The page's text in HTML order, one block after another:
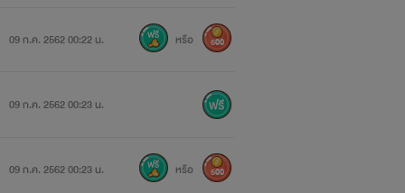
09 ก.ค. 2562 00:22 น. หรือ 500
09 ก.ค. 2562 00:23 น.
09 ก.ค. 2562 00:23 น. หรือ 500